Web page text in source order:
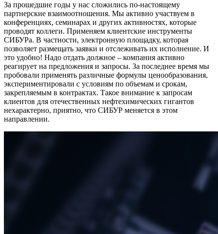
За прошедшие годы у нас сложились по-настоящему
партнерские взаимоотношения. Мы активно участвуем в
конференциях, семинарах и других активностях, которые
проводят коллеги. Применяем клиентские инструменты
СИБУРа. В частности, электронную площадку, которая
позволяет размещать заявки и отслеживать их исполнение. И
это удобно! Надо отдать должное – компания активно
реагирует на предложения и запросы. За последнее время мы
пробовали применять различные формулы ценообразования,
экспериментировали с условиям по объемам и срокам,
закрепляемым в контрактах. Такое внимание к запросам
клиентов для отечественных нефтехимических гигантов
нехарактерно, приятно, что СИБУР меняется в этом
направлении.